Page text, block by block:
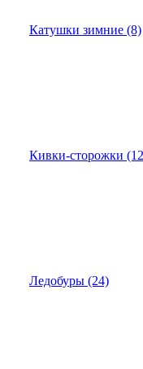
Катушки зимние (8)
Кивки-сторожки
Ледобуры (24)